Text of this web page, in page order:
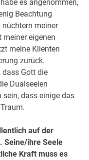
es angenommen,
Beachtung
nüchtern meiner
meiner eigenen
meine Klienten
zurück.
dass Gott die
Dualseelen
sein, dass einige das
auf der
Seine/ihre Seele
Kraft muss es